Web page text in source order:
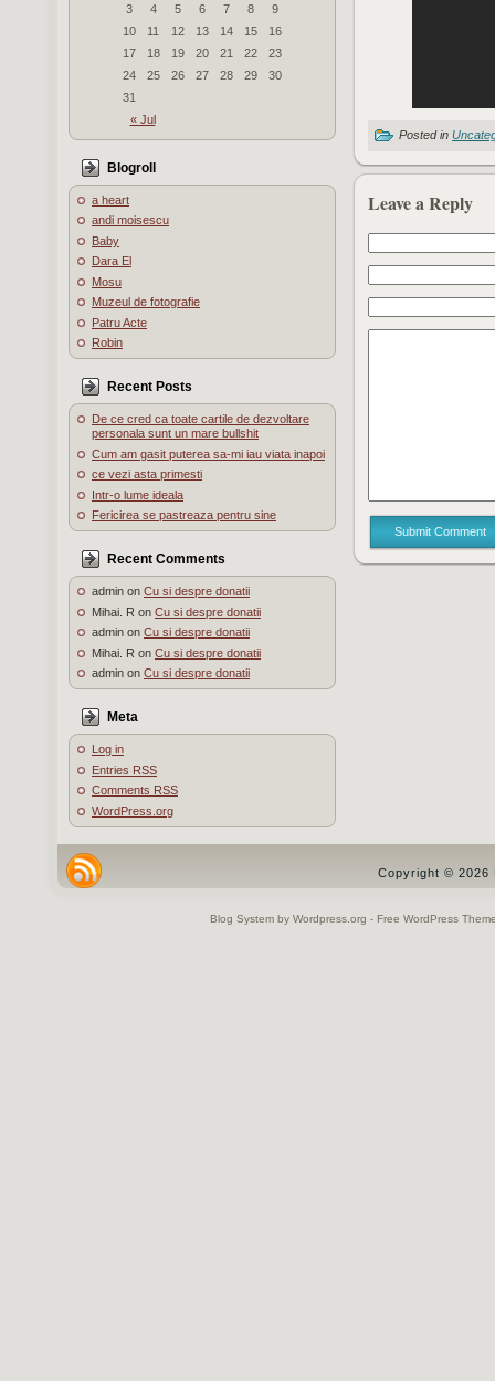
« Jul
3
4 5 6 7 8
9
10
11 12 13 14 15
16
17
18 19 20 21 22
23
24
25 26 27 28 29
30
31
Blogroll
a heart
andi moisescu
Baby
Dara El
Mosu
Muzeul de fotografie
Patru Acte
Robin
Recent Posts
De ce cred ca toate cartile de dezvoltare
personala sunt un mare bullshit
Cum am gasit puterea sa-mi iau viata inapoi
ce vezi asta primesti
Intr-o lume ideala
Fericirea se pastreaza pentru sine
Recent Comments
admin on Cu si despre donatii
Mihai. R on Cu si despre donatii
admin on Cu si despre donatii
Mihai. R on Cu si despre donatii
admin on Cu si despre donatii
Meta
Log in
Entries RSS
Comments RSS
WordPress.org
Posted in
Leave a Reply
Submit Comment
Copyright © 2026
Blog System by Wordpress.org - Free WordPress